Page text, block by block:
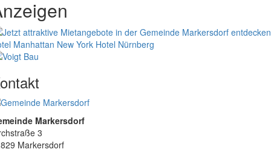
Manhattan New York Hotel Nürnberg
Markersdorf
3
Markersdorf